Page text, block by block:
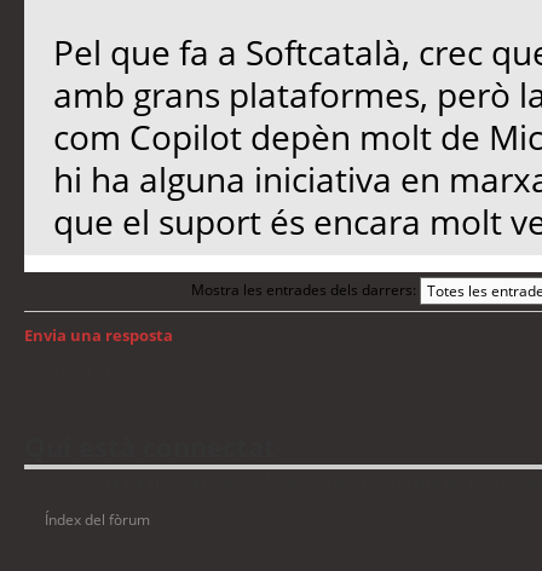
Pel que fa a Softcatalà, crec
amb grans plataformes, però
com Copilot depèn molt de
hi ha alguna iniciativa en
que el suport és encara molt
Mostra les entrades dels darrers:
Envia una resposta
Índex del fòrum